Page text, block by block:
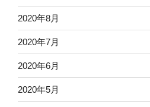
2020年8月
2020年7月
2020年6月
2020年5月